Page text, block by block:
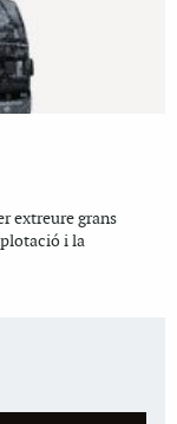
extreure grans
i la